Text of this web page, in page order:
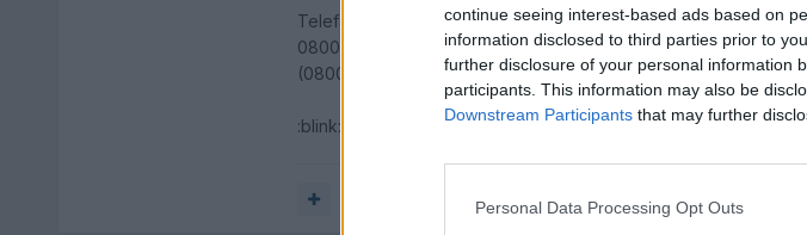
continue seeing interest-based ads based on
information disclosed to third parties prior to
further disclosure of your personal information
participants. This information may also be
Downstream Participants that may further
Personal Data Processing Opt Outs
Telefax:
0800 - FAX AN AUDI
(0800-329 262 834)
:blink: